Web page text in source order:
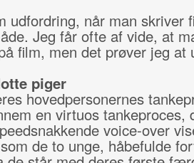
udfordring, når man skriver
Jeg får ofte af vide, at
film, men det prøver jeg at
piger
hovedpersonernes
en virtuos tankeproces,
voice-over
de to unge, håbefulde